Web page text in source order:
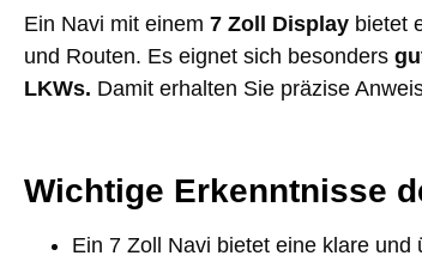
Ein Navi mit einem 7 Zoll Display bietet
und Routen. Es eignet sich besonders
LKWs. Damit erhalten Sie präzise
Wichtige Erkenntnisse
Ein 7 Zoll Navi bietet eine klare